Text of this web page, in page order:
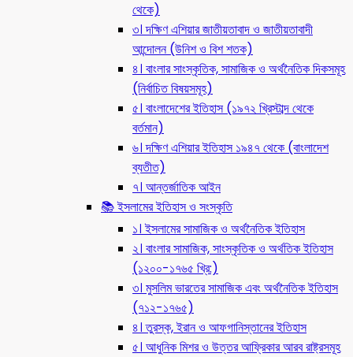
থেকে)
৩। দক্ষিণ এশিয়ার জাতীয়তাবাদ ও জাতীয়তাবাদী
আন্দোলন (উনিশ ও বিশ শতক)
৪। বাংলার সাংস্কৃতিক, সামাজিক ও অর্থনৈতিক দিকসমূহ
(নির্বাচিত বিষয়সমূহ)
৫। বাংলাদেশের ইতিহাস (১৯৭২ খ্রিস্টাব্দ থেকে
বর্তমান)
৬। দক্ষিণ এশিয়ার ইতিহাস ১৯৪৭ থেকে (বাংলাদেশ
ব্যতীত)
৭। আন্তর্জাতিক আইন
📚 ইসলামের ইতিহাস ও সংস্কৃতি
১। ইসলামের সামাজিক ও অর্থনৈতিক ইতিহাস
২। বাংলার সামাজিক, সাংস্কৃতিক ও অর্থতিক ইতিহাস
(১২০০-১৭৬৫ খ্রি:)
৩। মুসলিম ভারতের সামাজিক এবং অর্থনৈতিক ইতিহাস
(৭১২-১৭৬৫)
৪। তুরস্ক, ইরান ও আফগানিস্তানের ইতিহাস
৫। আধুনিক মিশর ও উত্তর আফ্রিকার আরব রাষ্ট্রসমূহ